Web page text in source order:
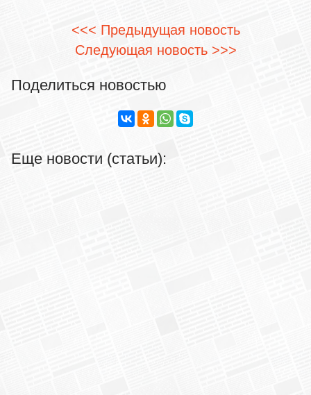
<<< Предыдущая новость
Следующая новость >>>
Поделиться новостью
Еще новости (статьи):